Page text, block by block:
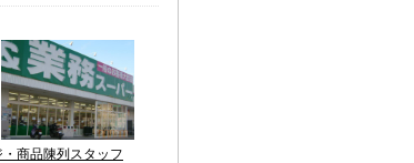
・商品陳列スタッフ